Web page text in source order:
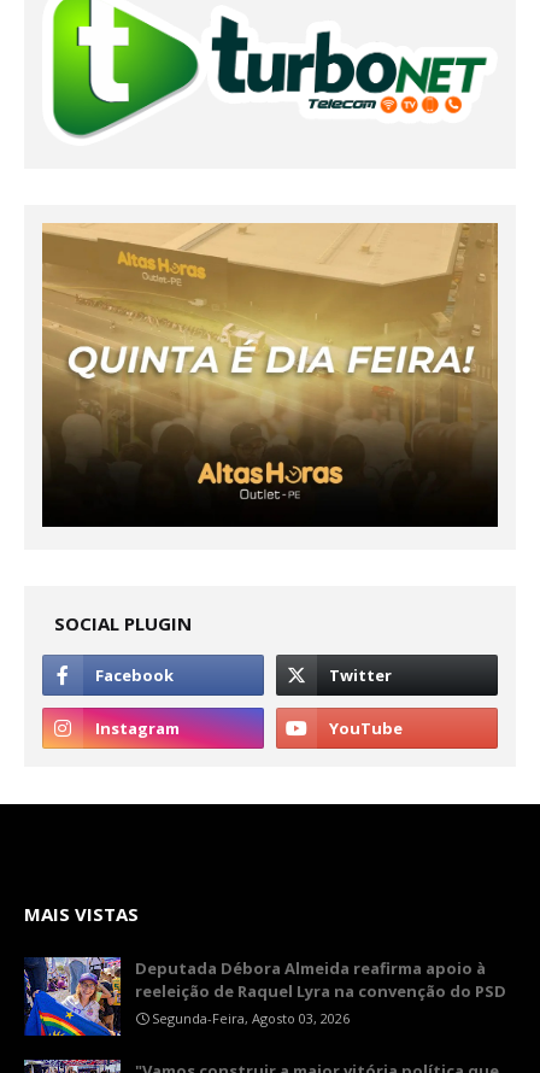
SOCIAL PLUGIN
MAIS VISTAS
Deputada Débora Almeida reafirma apoio à
reeleição de Raquel Lyra na convenção do PSD
Segunda-Feira, Agosto 03, 2026